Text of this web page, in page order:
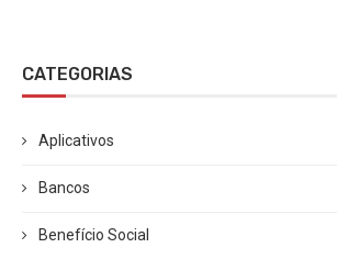
CATEGORIAS
Aplicativos
Bancos
Benefício Social